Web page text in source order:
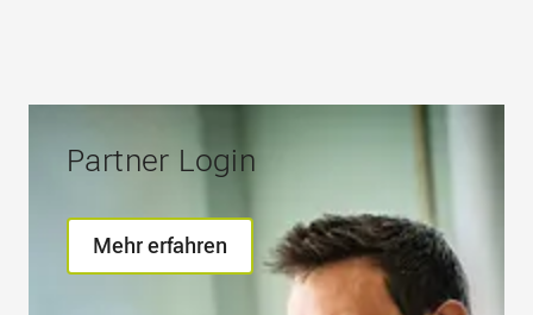
Partner Login
Mehr erfahren